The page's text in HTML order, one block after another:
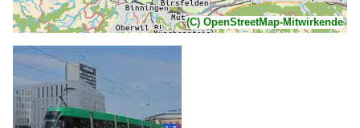
(C) OpenStreetMap-Mitwirkende